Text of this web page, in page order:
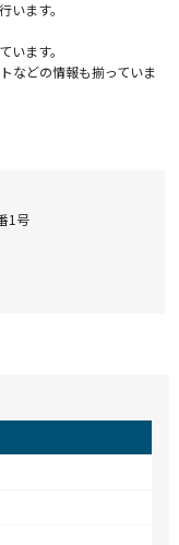
ます。
ます。
などの情報も揃っていま
1号